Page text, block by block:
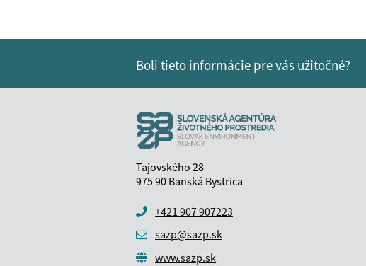
Boli tieto informácie pre vás užitočné?
Tajovského 28
975 90 Banská Bystrica
+421 907 907223
sazp@sazp.sk
www.sazp.sk